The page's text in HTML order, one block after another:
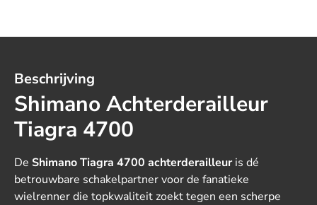
Beschrijving
Shimano Achterderailleur
Tiagra 4700
De Shimano Tiagra 4700 achterderailleur is dé
betrouwbare schakelpartner voor de fanatieke
wielrenner die topkwaliteit zoekt tegen een scherpe